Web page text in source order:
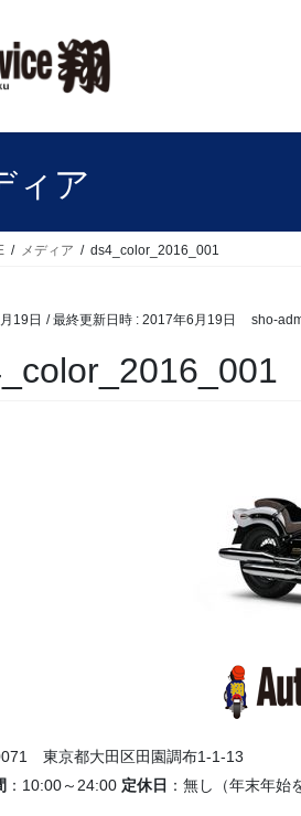
ィア
メディア ds4_color_2016_001
19日 / 最終更新日時 : 2017年6月19日 sho-
東京都大田区田園調布1-1-13
：10:00～24:00 定休日 ：無し（年末年始